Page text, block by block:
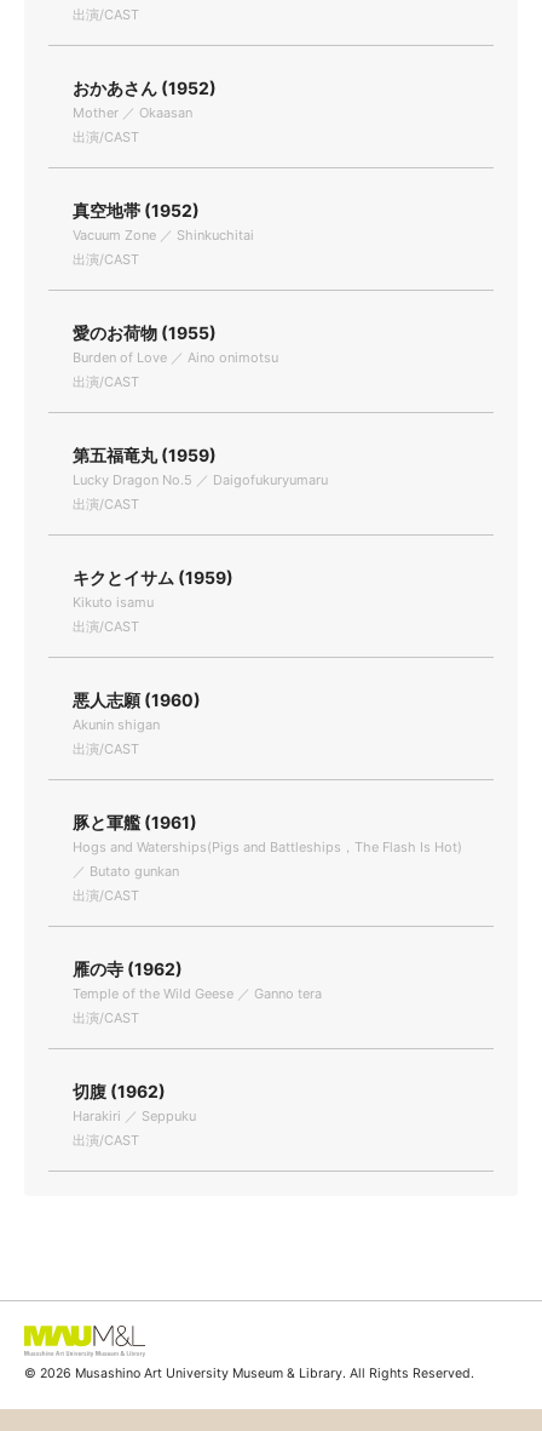
出演/CAST
おかあさん (1952)
Mother ／ Okaasan
出演/CAST
真空地帯 (1952)
Vacuum Zone ／ Shinkuchitai
出演/CAST
愛のお荷物 (1955)
Burden of Love ／ Aino onimotsu
出演/CAST
第五福竜丸 (1959)
Lucky Dragon No.5 ／ Daigofukuryumaru
出演/CAST
キクとイサム (1959)
Kikuto isamu
出演/CAST
悪人志願 (1960)
Akunin shigan
出演/CAST
豚と軍艦 (1961)
Hogs and Waterships(Pigs and Battleships，The Flash Is Hot)
／ Butato gunkan
出演/CAST
雁の寺 (1962)
Temple of the Wild Geese ／ Ganno tera
出演/CAST
切腹 (1962)
Harakiri ／ Seppuku
出演/CAST
© 2026 Musashino Art University Museum & Library. All Rights Reserved.